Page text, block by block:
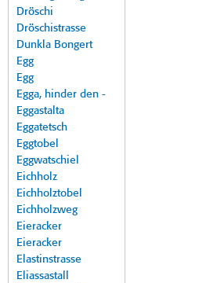
Dröschi
Dröschistrasse
Dunkla Bongert
Egg
Egg
Egga, hinder den -
Eggastalta
Eggatetsch
Eggtobel
Eggwatschiel
Eichholz
Eichholztobel
Eichholzweg
Eieracker
Eieracker
Elastinstrasse
Eliassastall